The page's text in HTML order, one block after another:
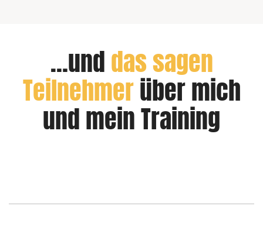
…unddas sagen
Teilnehmerüber mich
und mein Training